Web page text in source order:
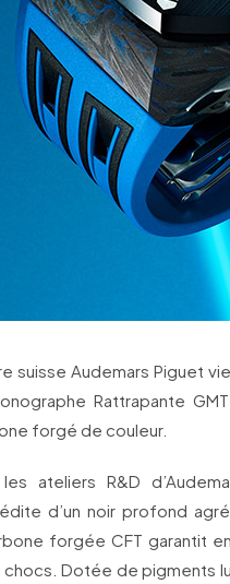
suisse Audemars Piguet
Rattrapante
forgé de couleur.
ateliers R&D
d’un noir profond
forgée CFT garantit
chocs. Dotée de pigments